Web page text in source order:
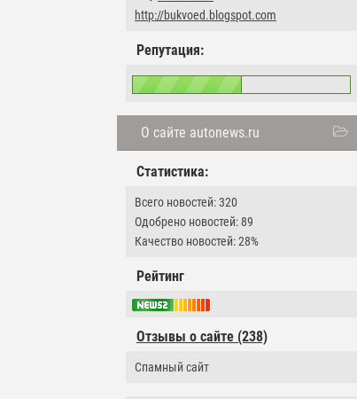
http://bukvoed.blogspot.com
Репутация:
О сайте autonews.ru
Статистика:
Всего новостей: 320
Одобрено новостей: 89
Качество новостей: 28%
Рейтинг
Отзывы о сайте (238)
Cпамный сайт